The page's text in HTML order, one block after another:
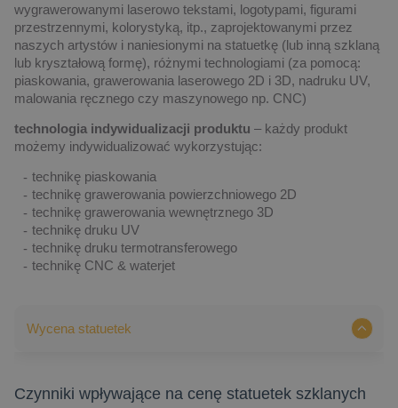
wygrawerowanymi laserowo tekstami, logotypami, figurami
przestrzennymi, kolorystyką, itp., zaprojektowanymi przez
naszych artystów i naniesionymi na statuetkę (lub inną szklaną
lub kryształową formę), różnymi technologiami (za pomocą:
piaskowania, grawerowania laserowego 2D i 3D, nadruku UV,
malowania ręcznego czy maszynowego np. CNC)
technologia indywidualizacji produktu – każdy produkt
możemy indywidualizować wykorzystując:
technikę piaskowania
technikę grawerowania powierzchniowego 2D
technikę grawerowania wewnętrznego 3D
technikę druku UV
technikę druku termotransferowego
technikę CNC & waterjet
Wycena statuetek
Czynniki wpływające na cenę statuetek szklanych